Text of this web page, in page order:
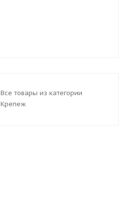
Все товары из категории
Крепеж